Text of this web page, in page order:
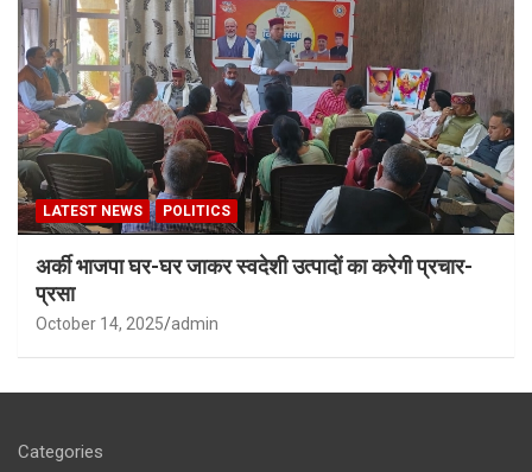
LATEST NEWS POLITICS
अर्की भाजपा घर-घर जाकर स्वदेशी उत्पादों का करेगी प्रचार-
प्रसा
October 14, 2025 admin
Categories